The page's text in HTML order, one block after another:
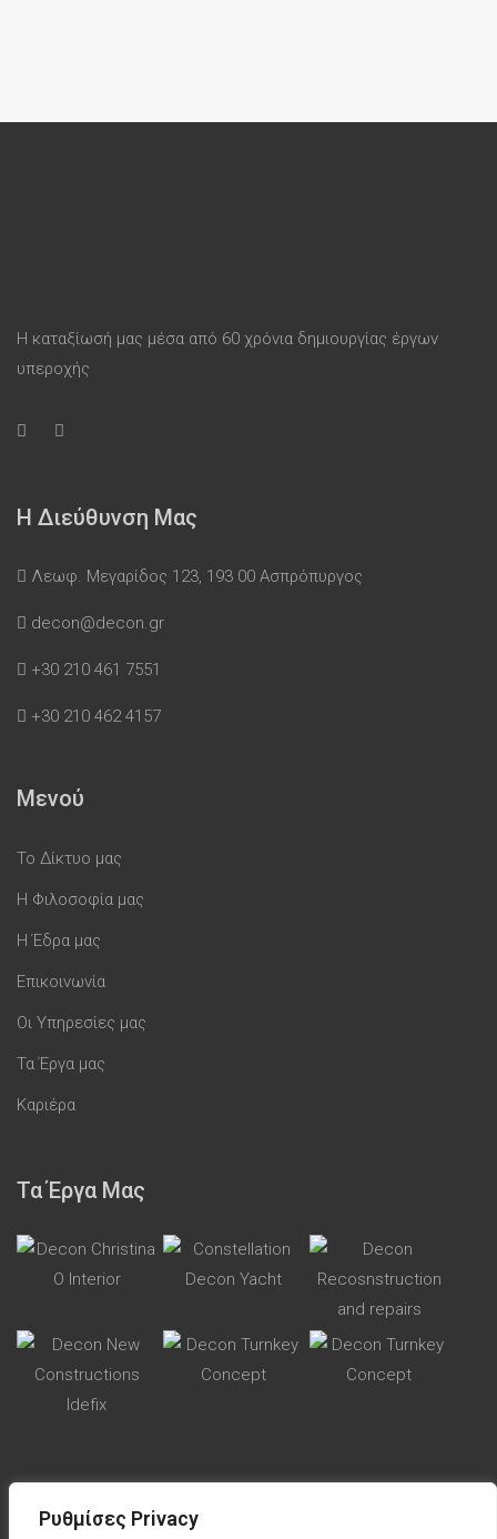
Ρυθμίσες Privacy
Η καταξίωσή μας μέσα από 60 χρόνια δημιουργίας έργων
υπεροχής
Η Διεύθυνση Μας
Λεωφ. Μεγαρίδος 123, 193 00 Ασπρόπυργος
decon@decon.gr
+30 210 461 7551
+30 210 462 4157
Μενού
Το Δίκτυο μας
Η Φιλοσοφία μας
Η Έδρα μας
Επικοινωνία
Οι Υπηρεσίες μας
Τα Έργα μας
Καριέρα
Τα Έργα Μας